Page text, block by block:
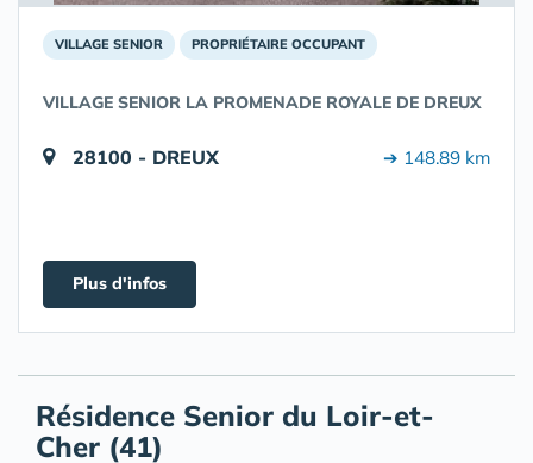
VILLAGE SENIOR PROPRIÉTAIRE OCCUPANT
VILLAGE SENIOR LA PROMENADE ROYALE DE DREUX
28100 - DREUX ➔ 148.89 km
Plus d'infos
Résidence Senior du Loir-et-
Cher (41)